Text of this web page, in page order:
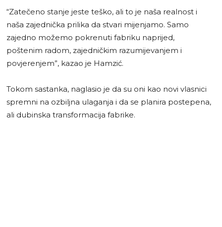
“Zatečeno stanje jeste teško, ali to je naša realnost i
naša zajednička prilika da stvari mijenjamo. Samo
zajedno možemo pokrenuti fabriku naprijed,
poštenim radom, zajedničkim razumijevanjem i
povjerenjem”, kazao je Hamzić.
Tokom sastanka, naglasio je da su oni kao novi vlasnici
spremni na ozbiljna ulaganja i da se planira postepena,
ali dubinska transformacija fabrike.